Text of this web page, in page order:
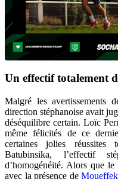
Un effectif totalement
Malgré les avertissements
direction stéphanoise avait
déséquilibre certain. Loïc
même félicités de ce
certaines jolies
Batubinsika, l’effectif
d’homogénéité. Alors que
avec la présence de Moueffek